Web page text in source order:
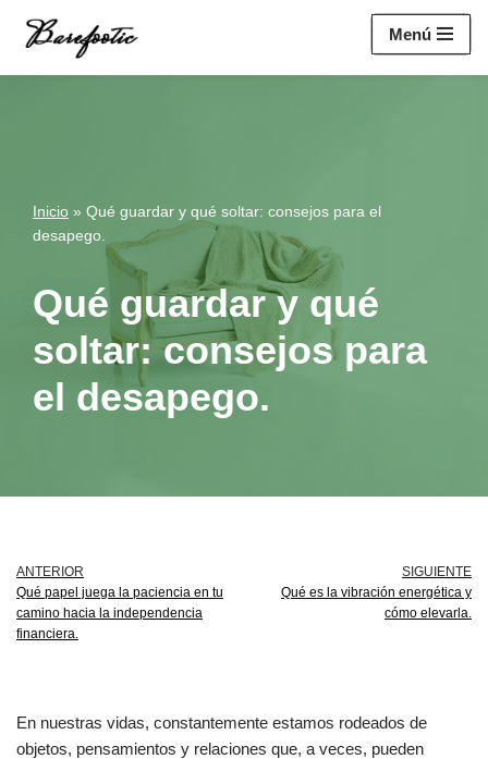
Menú
Inicio » Qué guardar y qué soltar: consejos para el
desapego.
Qué guardar y qué
soltar: consejos para
el desapego.
ANTERIOR
Qué papel juega la paciencia en tu
camino hacia la independencia
financiera.
SIGUIENTE
Qué es la vibración energética y
cómo elevarla.
En nuestras vidas, constantemente estamos rodeados de
objetos, pensamientos y relaciones que, a veces, pueden